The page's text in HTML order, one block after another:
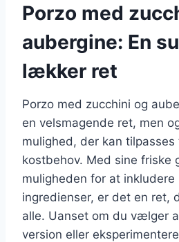
Porzo med
aubergine: En
lækker ret
Porzo med zucchini og
en velsmagende ret, men
mulighed, der kan tilpasses
kostbehov. Med sine friske
muligheden for at inkludere
ingredienser, er det en ret,
alle. Uanset om du vælger
version eller